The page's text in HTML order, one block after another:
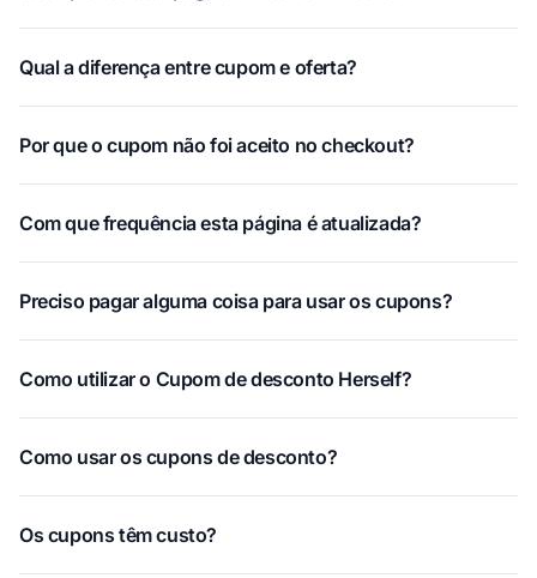
Qual a diferença entre cupom e oferta?
Por que o cupom não foi aceito no checkout?
Com que frequência esta página é atualizada?
Preciso pagar alguma coisa para usar os cupons?
Como utilizar o Cupom de desconto Herself?
Como usar os cupons de desconto?
Os cupons têm custo?